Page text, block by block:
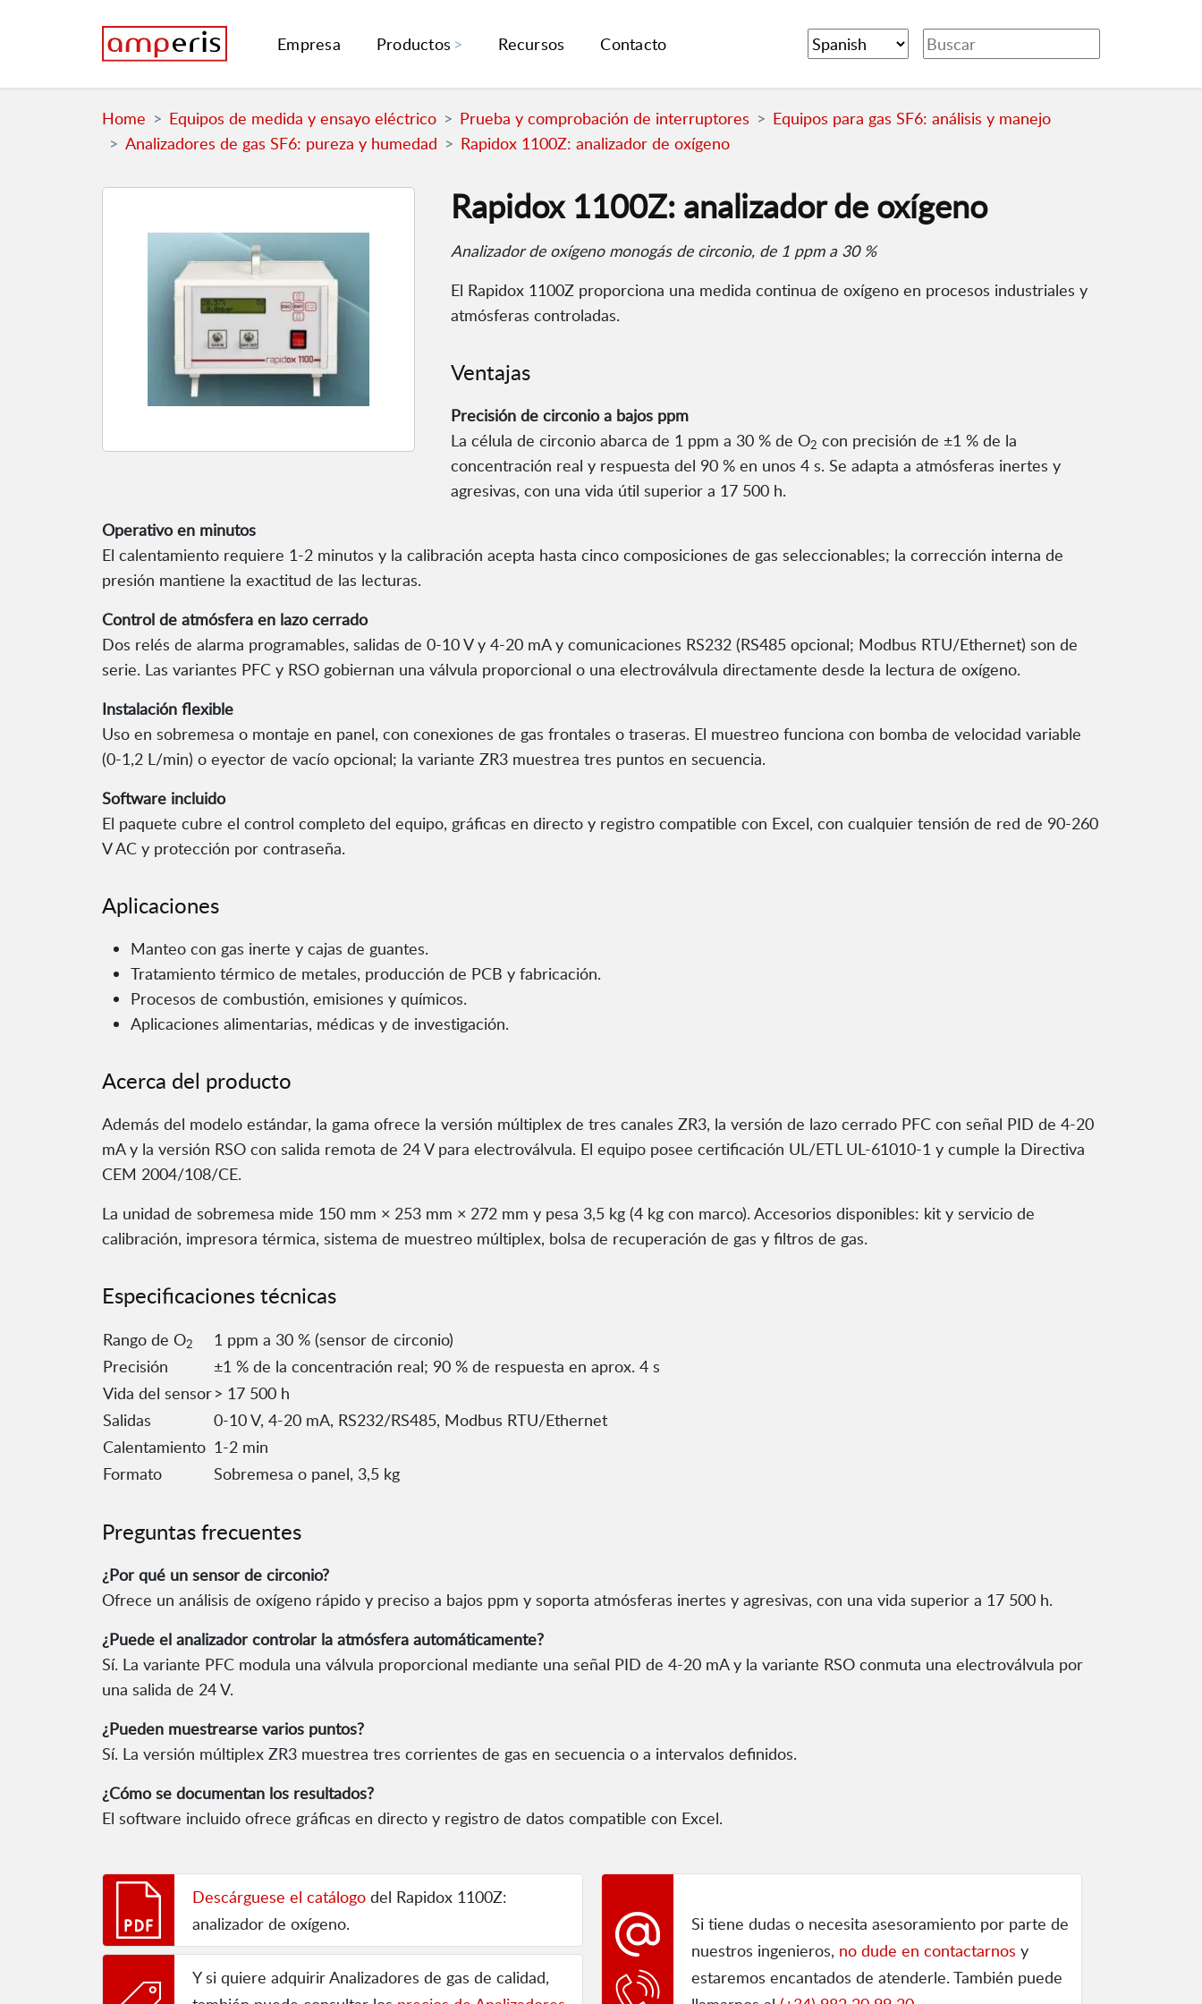
Empresa Productos Recursos Contacto
Home Equipos de medida y ensayo eléctrico Prueba y comprobación de interruptores
Equipos para gas SF6: análisis y manejo
Analizadores de gas SF6: pureza y humedad
Rapidox 1100Z: analizador de oxígeno
Rapidox 1100Z: analizador de oxígeno
Analizador de oxígeno monogás de circonio, de 1 ppm a 30 %
El Rapidox 1100Z proporciona una medida continua de oxígeno en procesos industriales y
atmósferas controladas.
Ventajas
Precisión de circonio a bajos ppm
La célula de circonio abarca de 1 ppm a 30 % de O2 con precisión de ±1 % de la
concentración real y respuesta del 90 % en unos 4 s. Se adapta a atmósferas inertes y
agresivas, con una vida útil superior a 17 500 h.
Operativo en minutos
El calentamiento requiere 1-2 minutos y la calibración acepta hasta cinco composiciones de gas seleccionables; la corrección interna de
presión mantiene la exactitud de las lecturas.
Control de atmósfera en lazo cerrado
Dos relés de alarma programables, salidas de 0-10 V y 4-20 mA y comunicaciones RS232 (RS485 opcional; Modbus RTU/Ethernet) son de
serie. Las variantes PFC y RSO gobiernan una válvula proporcional o una electroválvula directamente desde la lectura de oxígeno.
Instalación flexible
Uso en sobremesa o montaje en panel, con conexiones de gas frontales o traseras. El muestreo funciona con bomba de velocidad variable
(0-1,2 L/min) o eyector de vacío opcional; la variante ZR3 muestrea tres puntos en secuencia.
Software incluido
El paquete cubre el control completo del equipo, gráficas en directo y registro compatible con Excel, con cualquier tensión de red de 90-260
V AC y protección por contraseña.
Aplicaciones
Manteo con gas inerte y cajas de guantes.
Tratamiento térmico de metales, producción de PCB y fabricación.
Procesos de combustión, emisiones y químicos.
Aplicaciones alimentarias, médicas y de investigación.
Acerca del producto
Además del modelo estándar, la gama ofrece la versión múltiplex de tres canales ZR3, la versión de lazo cerrado PFC con señal PID de 4-20
mA y la versión RSO con salida remota de 24 V para electroválvula. El equipo posee certificación UL/ETL UL-61010-1 y cumple la Directiva
CEM 2004/108/CE.
La unidad de sobremesa mide 150 mm × 253 mm × 272 mm y pesa 3,5 kg (4 kg con marco). Accesorios disponibles: kit y servicio de
calibración, impresora térmica, sistema de muestreo múltiplex, bolsa de recuperación de gas y filtros de gas.
Especificaciones técnicas
Rango de O2
1 ppm a 30 % (sensor de circonio)
Precisión
±1 % de la concentración real; 90 % de respuesta en aprox. 4 s
Vida del sensor> 17 500 h
Salidas
0-10 V, 4-20 mA, RS232/RS485, Modbus RTU/Ethernet
Calentamiento 1-2 min
Formato
Sobremesa o panel, 3,5 kg
Preguntas frecuentes
¿Por qué un sensor de circonio?
Ofrece un análisis de oxígeno rápido y preciso a bajos ppm y soporta atmósferas inertes y agresivas, con una vida superior a 17 500 h.
¿Puede el analizador controlar la atmósfera automáticamente?
Sí. La variante PFC modula una válvula proporcional mediante una señal PID de 4-20 mA y la variante RSO conmuta una electroválvula por
una salida de 24 V.
¿Pueden muestrearse varios puntos?
Sí. La versión múltiplex ZR3 muestrea tres corrientes de gas en secuencia o a intervalos definidos.
¿Cómo se documentan los resultados?
El software incluido ofrece gráficas en directo y registro de datos compatible con Excel.
Descárguese el catálogo del Rapidox 1100Z:
analizador de oxígeno.
Y si quiere adquirir Analizadores de gas de calidad,
Si tiene dudas o necesita asesoramiento por parte de
nuestros ingenieros, no dude en contactarnos y
estaremos encantados de atenderle. También puede